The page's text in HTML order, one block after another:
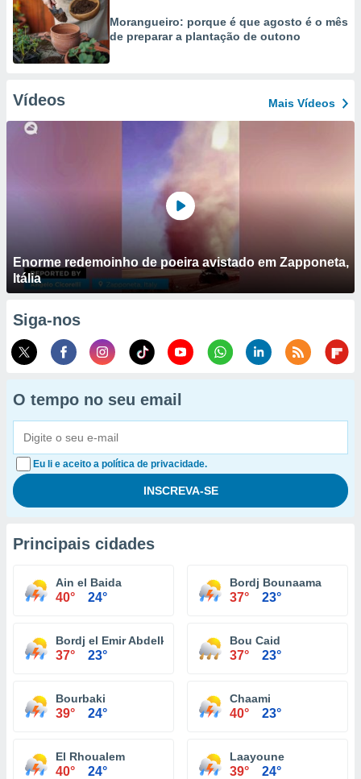
Morangueiro: porque é que agosto é o mês
de preparar a plantação de outono
Vídeos Mais Vídeos
Enorme redemoinho de poeira avistado em Zapponeta,
Itália
Siga-nos
O tempo no seu email
Eu li e aceito a política de privacidade.
Principais cidades
Ain el Baida
40° 24°
Bordj Bounaama
37° 23°
Bordj el Emir Abdelkader
37° 23°
Bou Caid
37° 23°
Bourbaki
39° 24°
Chaami
40° 23°
El Rhoualem
40° 24°
Laayoune
39° 24°